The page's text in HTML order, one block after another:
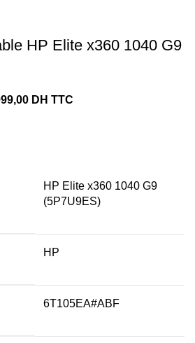
HP Elite x360 1040 G9
DH TTC
HP Elite x360 1040 G9
(5P7U9ES)
HP
6T105EA#ABF